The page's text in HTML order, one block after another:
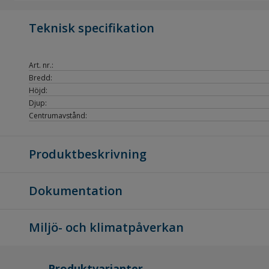
Teknisk specifikation
Art. nr.:
Bredd:
Höjd:
Djup:
Centrumavstånd:
Produktbeskrivning
Dokumentation
Miljö- och klimatpåverkan